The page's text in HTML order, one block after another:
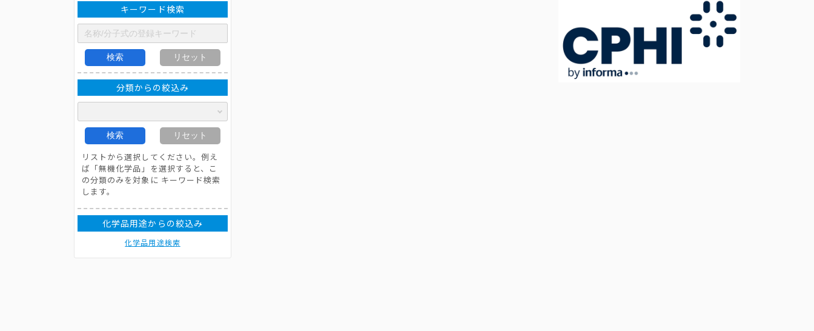
キーワード検索
検索 リセット
分類からの絞込み
検索 リセット
リストから選択してください。例え
ば「無機化学品」を選択すると、こ
の分類のみを対象に キーワード検索
します。
化学品用途からの絞込み
化学品用途検索